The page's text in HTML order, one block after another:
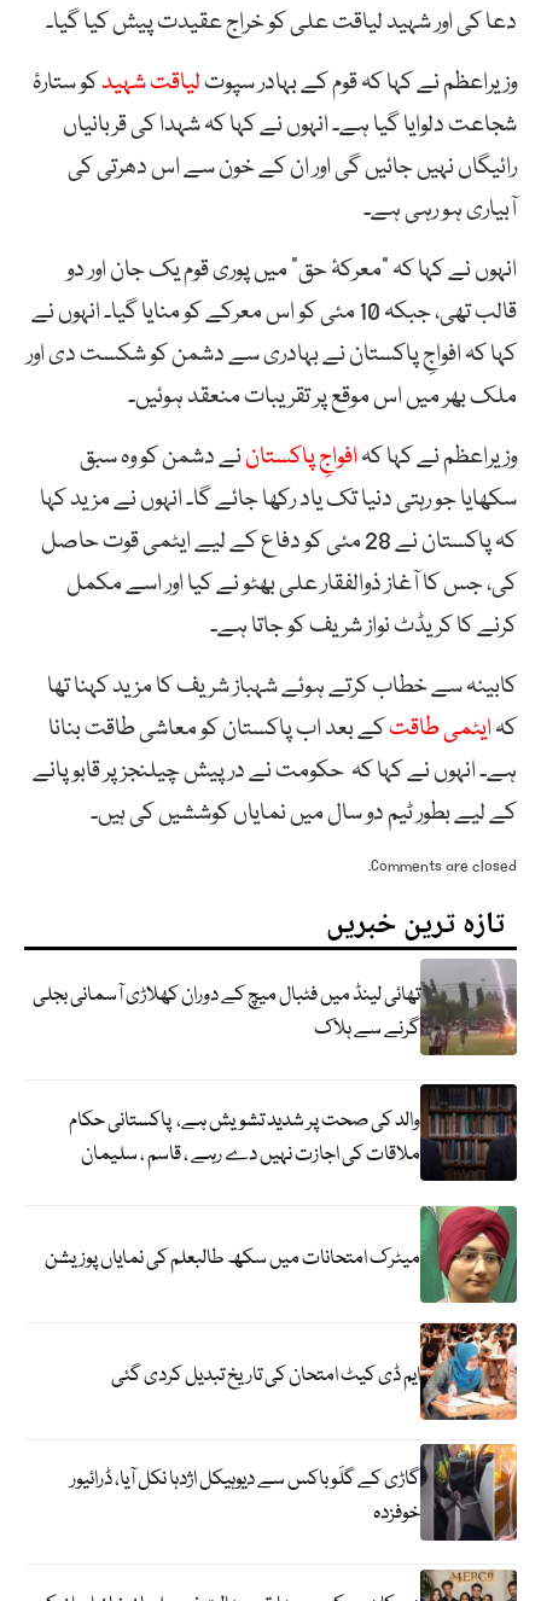
دعا کی اور شہید لیاقت علی کو خراج عقیدت پیش کیا گیا۔
وزیراعظم نے کہا کہ قوم کے بہادر سپوتلیاقت شہیدکو ستارۂ
شجاعت دلوایا گیا ہے۔ انہوں نے کہا کہ شہدا کی قربانیاں
رائیگاں نہیں جائیں گی اور ان کے خون سے اس دھرتی کی
آبیاری ہو رہی ہے۔
انہوں نے کہا کہ “معرکۂ حق” میں پوری قوم یک جان اور دو
قالب تھی، جبکہ 10 مئی کو اس معرکے کو منایا گیا۔ انہوں نے
کہا کہ افواجِ پاکستان نے بہادری سے دشمن کو شکست دی اور
ملک بھر میں اس موقع پر تقریبات منعقد ہوئیں۔
وزیراعظم نے کہا کہافواجِ پاکستاننے دشمن کو وہ سبق
سکھایا جو رہتی دنیا تک یاد رکھا جائے گا۔ انہوں نے مزید کہا
کہ پاکستان نے 28 مئی کو دفاع کے لیے ایٹمی قوت حاصل
کی، جس کا آغاز ذوالفقار علی بھٹو نے کیا اور اسے مکمل
کرنے کا کریڈٹ نواز شریف کو جاتا ہے۔
کابینہ سے خطاب کرتے ہوئے شہباز شریف کا مزید کہنا تھا
کہایٹمی طاقتکے بعد اب پاکستان کو معاشی طاقت بنانا
ہے۔ انہوں نے کہا کہ حکومت نے درپیش چیلنجز پر قابو پانے
کے لیے بطور ٹیم دو سال میں نمایاں کوششیں کی ہیں۔
Comments are closed.
تازہ ترین خبریں
تھائی لینڈ میں فٹبال میچ کے دوران کھلاڑی آسمانی بجلی
گرنے سے ہلاک
والد کی صحت پر شدید تشویش ہے، پاکستانی حکام
ملاقات کی اجازت نہیں دے رہے ، قاسم ، سلیمان
میٹرک امتحانات میں سکھ طالبعلم کی نمایاں پوزیشن
ایم ڈی کیٹ امتحان کی تاریخ تبدیل کردی گئی
گاڑی کے گلَو باکس سے دیوہیکل اژدہا نکل آیا، ڈرائیور
خوفزدہ